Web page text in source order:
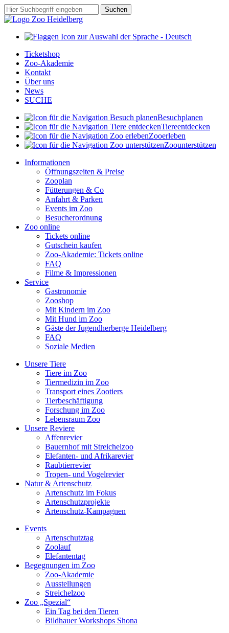
Zum
Hauptinhalt
springen
Suchbegriff Suchen
Ticketshop
Zoo-Akademie
Kontakt
Über uns
News
SUCHE
Besuchplanen
Tiereentdecken
Zooerleben
Zoounterstützen
Informationen
Öffnungszeiten & Preise
Zooplan
Fütterungen & Co
Anfahrt & Parken
Events im Zoo
Besucherordnung
Zoo online
Tickets online
Gutschein kaufen
Zoo-Akademie: Tickets online
FAQ
Filme & Impressionen
Service
Gastronomie
Zooshop
Mit Kindern im Zoo
Mit Hund im Zoo
Gäste der Jugendherberge Heidelberg
FAQ
Soziale Medien
Unsere Tiere
Tiere im Zoo
Tiermedizin im Zoo
Transport eines Zootiers
Tierbeschäftigung
Forschung im Zoo
Lebensraum Zoo
Unsere Reviere
Affenrevier
Bauernhof mit Streichelzoo
Elefanten- und Afrikarevier
Raubtierrevier
Tropen- und Vogelrevier
Natur & Artenschutz
Artenschutz im Fokus
Artenschutzprojekte
Artenschutz-Kampagnen
Events
Artenschutztag
Zoolauf
Elefantentag
Begegnungen im Zoo
Zoo-Akademie
Ausstellungen
Streichelzoo
Zoo „Spezial“
Ein Tag bei den Tieren
Bildhauer Workshops Shona